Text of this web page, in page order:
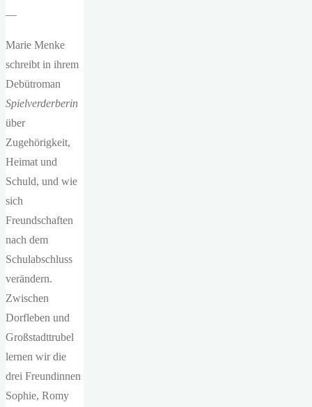
—
Marie Menke
schreibt in ihrem
Debütroman
Spielverderberin
über
Zugehörigkeit,
Heimat und
Schuld, und wie
sich
Freundschaften
nach dem
Schulabschluss
verändern.
Zwischen
Dorfleben und
Großstadttrubel
lernen wir die
drei Freundinnen
Sophie, Romy